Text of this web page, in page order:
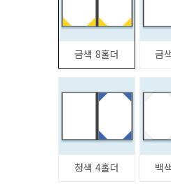
금색 8홀더 금
청색 4홀더 백